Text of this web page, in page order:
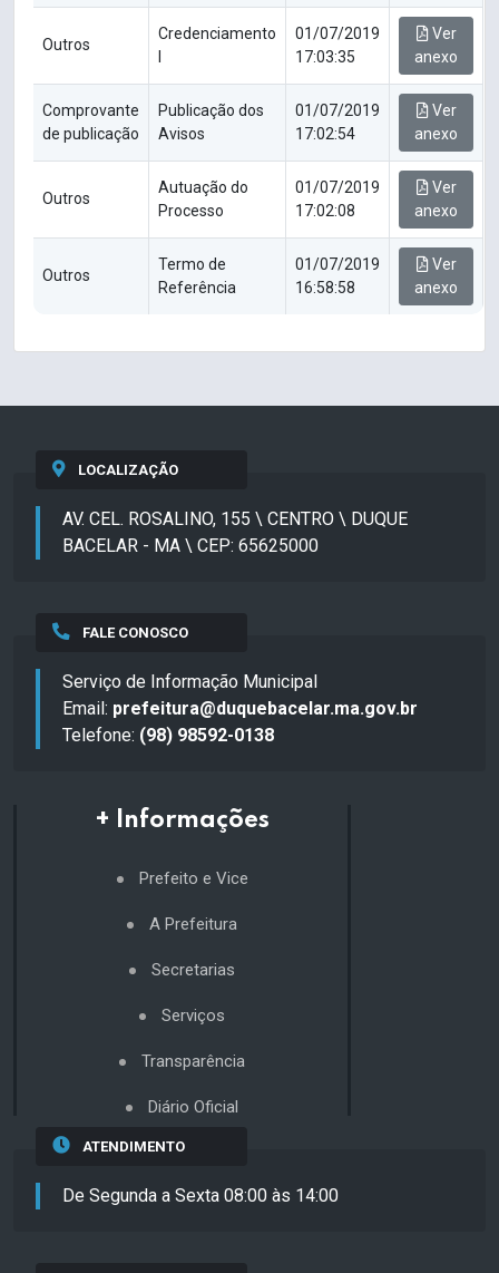
Outros
Credenciamento
01/07/2019
17:03:35
Ver
anexo
Comprovante
de publicação
Publicação dos
Avisos
01/07/2019
17:02:54
Ver
anexo
Outros
Autuação do
Processo
01/07/2019
17:02:08
Ver
anexo
Outros
Termo de
Referência
01/07/2019
16:58:58
Ver
anexo
LOCALIZAÇÃO
AV. CEL. ROSALINO, 155 \ CENTRO \ DUQUE
BACELAR - MA \ CEP: 65625000
FALE CONOSCO
Serviço de Informação Municipal
Email: prefeitura@duquebacelar.ma.gov.br
Telefone: (98) 98592-0138
+ Informações
Prefeito e Vice
A Prefeitura
Secretarias
Serviços
Transparência
Diário Oficial
ATENDIMENTO
De Segunda a Sexta 08:00 às 14:00